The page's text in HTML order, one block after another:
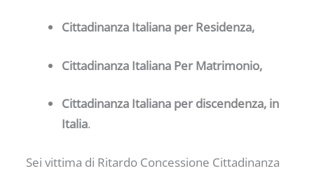
Cittadinanza Italiana per Residenza,
Cittadinanza Italiana Per Matrimonio,
Cittadinanza Italiana per discendenza, in
Italia.
Sei vittima di Ritardo Concessione Cittadinanza